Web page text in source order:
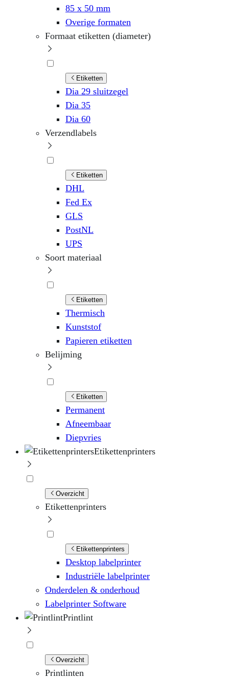
85 x 50 mm
Overige formaten
Formaat etiketten (diameter)
Etiketten
Dia 29 sluitzegel
Dia 35
Dia 60
Verzendlabels
Etiketten
DHL
Fed Ex
GLS
PostNL
UPS
Soort materiaal
Etiketten
Thermisch
Kunststof
Papieren etiketten
Belijming
Etiketten
Permanent
Afneembaar
Diepvries
Etikettenprinters
Overzicht
Etikettenprinters
Etikettenprinters
Desktop labelprinter
Industriële labelprinter
Onderdelen & onderhoud
Labelprinter Software
Printlint
Overzicht
Printlinten